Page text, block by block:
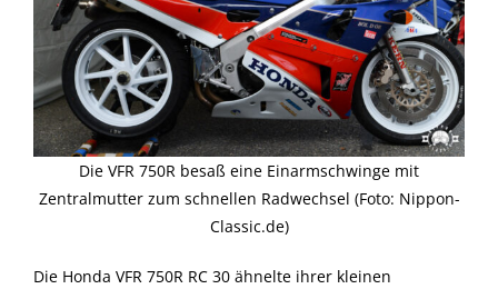
Die VFR 750R besaß eine Einarmschwinge mit
Zentralmutter zum schnellen Radwechsel (Foto: Nippon-
Classic.de)
Die Honda VFR 750R RC 30 ähnelte ihrer kleinen